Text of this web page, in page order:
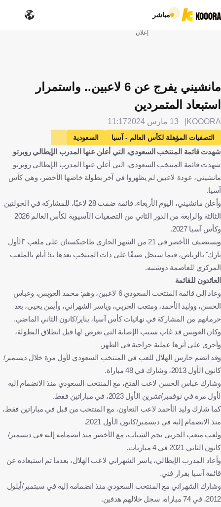
مباشر
إعلان
مانشيني يفرج عن 6 لاعبين.. واستمرار
استبعاد المتمردين
KOOORA 13 مارس 2024 11:17
التصفيات المؤهلة لكأس العالم - آسيا
السعودية
المملكة العربية السعودية
طاجيكستان
طاجيكستان
روبرتو مانشيني
إيطاليا ياسر الشهراني
محمد العويس
أيمن أحمد
متعب الحربي وليد عبدالوهاب الأحمد كرة قدم
شهدت قائمة المنتخب السعودي، التي أعلن عنها المدرب الإيطالي روبرتو
شهدت قائمة المنتخب السعودي، التي أعلن عنها المدرب الإيطالي روبرتو
مانشيني، عودة لاعبين لم يظهروا في آخر بطولة خاضها الأخضر، وهي كأس
آسيا.
وأعلن مانشيني، اليوم الأربعاء، قائمة ضمت 28 لاعبًا، للمشاركة في الجولتين
الثالثة والرابعة من الدور الثاني من التصفيات الآسيوية لكأس العالم 2026
وكأس آسيا 2027.
ويستضيف الأخضر في 21 من الشهر الجاري طاجيكستان على ملعب "الأول
بارك" بالرياض، فيما سيحل ضيفًا على ذات المنتخب بعدها بـ5 أيام بالملعب
المركزي للعاصمة دوشنبه.
العائدون للقائمة
وعاد إلى قائمة المنتخب السعودي 6 لاعبين، وهم: محمد العويس، وعباس
الحسن، ووليد الأحمد، ومتعب الحربي، وياسر الشهراني، وأيمن يحيى، بعد
حرمانهم من المشاركة في نهائيات كأس آسيا، يناير/كانون الثاني الماضي.
وكان العويس قد غاب بسبب الإصابة التي تعرض لها قبل انطلاق البطولة،
وأجرى على أثرها عملية جراحية في الظهر.
وقد انضم حارس الهلال للعب في المنتخب السعودي لأول مرة خلال ديسمبر/
كانون الأول 2013، وشارك في 48 مباراة.
وشارك عباس الحسن لاعب الفتح، مع المنتخب السعودي منذ الانضمام إليه
لأول مرة في نوفمبر/تشرين الأول 2023، في مباراتين فقط.
كما شارك وليد الأحمد لاعب التعاون، مع المنتخب من قبل في مباراتين فقط،
منذ الانضمام إليه في ديسمبر/كانون الأول 2021.
ولعب متعب الحربي نجم الشباب، مع الأخضر منذ انضمامه إليه في ديسمبر/
كانون الثاني 2021 في 4 مباريات.
وأعاد المدرب الإيطالي، ياسر الشهراني لاعب الهلال، بعدما تم استبعاده عن
قائمة آسيا بقرار فني.
وشارك الشهراني مع المنتخب السعودي منذ انضمامه إليه في سبتمبر/أيلول
2012، في 74 مباراة، سجل خلالهم هدفين.